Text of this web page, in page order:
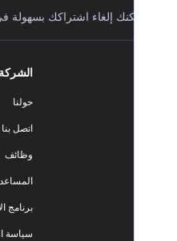
إلغاء اشتراكك بسهولة في أي
المساعدة والدعم
برنامج الإحالة
سياسة الخصوصية